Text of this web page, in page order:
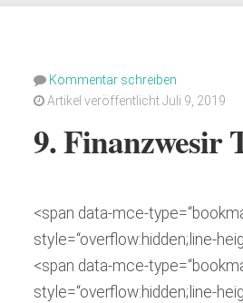
Albert
Warnecke“
Kommentar schreiben
Artikel veröffentlicht Juli 9, 2019
9. Finanzwesir
<span data-mce-
style=“overflow:hidden;line-
<span data-mce-
style=“overflow:hidden;line-